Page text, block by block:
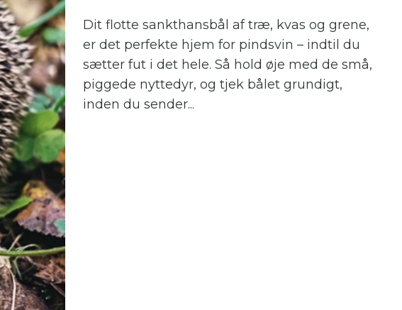
Dit flotte sankthansbål af træ, kvas og grene,
er det perfekte hjem for pindsvin – indtil du
sætter fut i det hele. Så hold øje med de små,
piggede nyttedyr, og tjek bålet grundigt,
inden du sender...